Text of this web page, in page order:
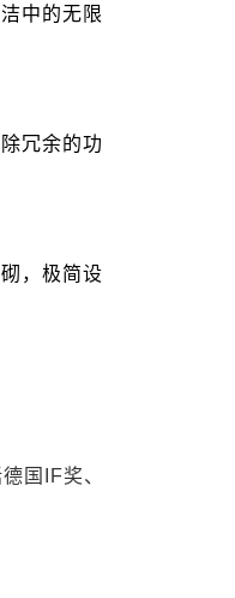
中的无限
冗余的功
，极简设
国IF奖、